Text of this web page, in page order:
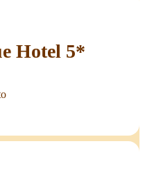
Hotel 5*